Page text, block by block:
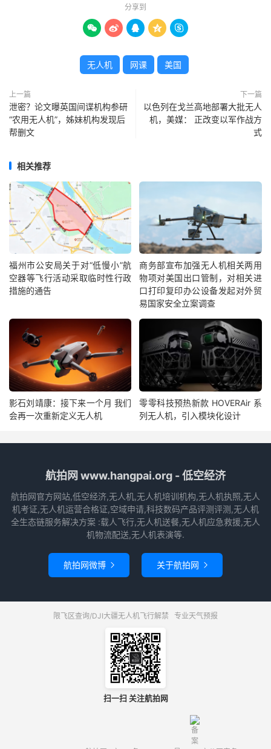
分享到
    
无人机 网课 美国
上一篇
泄密？论文曝英国间谍机构参研
“农用无人机”，姊妹机构发现后
帮删文
下一篇
以色列在戈兰高地部署大批无人
机，美媒： 正改变以军作战方
式
相关推荐
福州市公安局关于对“低慢小”航
空器等飞行活动采取临时性行政
措施的通告
商务部宣布加强无人机相关两用
物项对美国出口管制，对相关进
口打印复印办公设备发起对外贸
易国家安全立案调查
影石刘靖康：接下来一个月 我们
会再一次重新定义无人机
零零科技预热新款 HOVERAir 系
列无人机，引入模块化设计
航拍网 www.hangpai.org - 低空经济
航拍网官方网站,低空经济,无人机,无人机培训机构,无人机执照,无人
机考证,无人机运营合格证,空域申请,科技数码产品评测评测,无人机
全生态链服务解决方案 :载人飞行,无人机送餐,无人机应急救援,无人
机物流配送,无人机表演等.
航拍网微博  关于航拍网 
限飞区查询/DJI大疆无人机飞行解禁 专业天气预报
扫一扫 关注航拍网